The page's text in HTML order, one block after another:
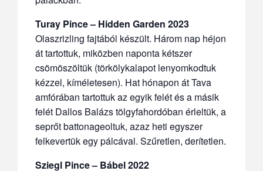
Turay Pince – Hidden Garden 2023
Olaszrizling fajtából készült. Három nap héjon
át tartottuk, miközben naponta kétszer
csömöszöltük (törkölykalapot lenyomkodtuk
kézzel, kíméletesen). Hat hónapon át Tava
amfórában tartottuk az egyik felét és a másik
felét Dallos Balázs tölgyfahordóban érleltük, a
seprőt battonageoltuk, azaz heti egyszer
felkevertük egy pálcával. Szűretlen, derítetlen.
Sziegl Pince – Bábel 2022